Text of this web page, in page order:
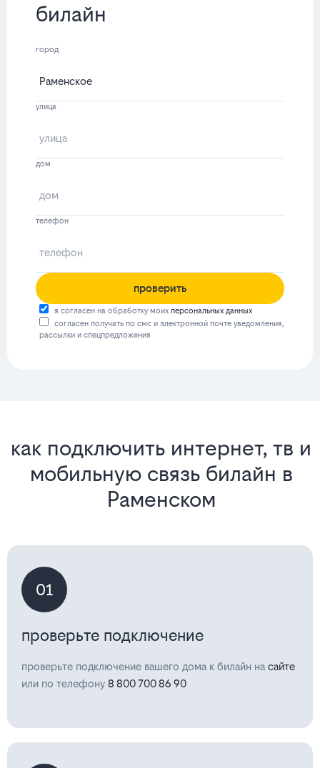
билайн
город
улица
дом
телефон
проверить
я согласен на обработку моих персональных данных
согласен получать по смс и электронной почте уведомления,
рассылки и спецпредложения
как подключить интернет, тв и
мобильную связь билайн в
Раменском
01
проверьте подключение
проверьте подключение вашего дома к билайн на сайте
или по телефону 8 800 700 86 90